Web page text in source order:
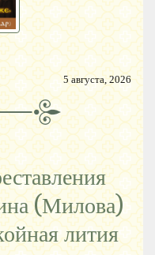
5 августа, 2026
(Милова)
лития